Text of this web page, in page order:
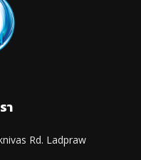
า
Rd. Ladpraw